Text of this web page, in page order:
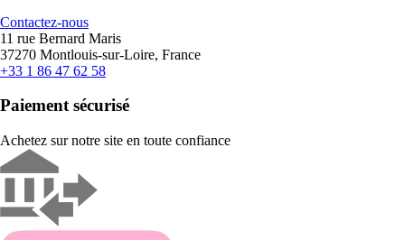
Contactez-nous
11 rue Bernard Maris
37270 Montlouis-sur-Loire, France
+33 1 86 47 62 58
Paiement sécurisé
Achetez sur notre site en toute confiance